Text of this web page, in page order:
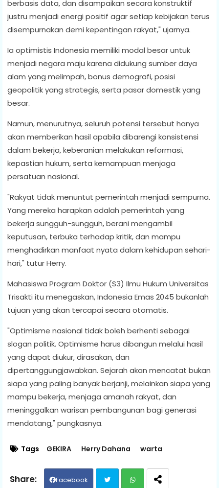
berbasis data, dan disampaikan secara konstruktif
justru menjadi energi positif agar setiap kebijakan terus
disempurnakan demi kepentingan rakyat," ujarnya.
Ia optimistis Indonesia memiliki modal besar untuk
menjadi negara maju karena didukung sumber daya
alam yang melimpah, bonus demografi, posisi
geopolitik yang strategis, serta pasar domestik yang
besar.
Namun, menurutnya, seluruh potensi tersebut hanya
akan memberikan hasil apabila dibarengi konsistensi
dalam bekerja, keberanian melakukan reformasi,
kepastian hukum, serta kemampuan menjaga
persatuan nasional.
"Rakyat tidak menuntut pemerintah menjadi sempurna.
Yang mereka harapkan adalah pemerintah yang
bekerja sungguh-sungguh, berani mengambil
keputusan, terbuka terhadap kritik, dan mampu
menghadirkan manfaat nyata dalam kehidupan sehari-
hari," tutur Herry.
Mahasiswa Program Doktor (S3) Ilmu Hukum Universitas
Trisakti itu menegaskan, Indonesia Emas 2045 bukanlah
tujuan yang akan tercapai secara otomatis.
"Optimisme nasional tidak boleh berhenti sebagai
slogan politik. Optimisme harus dibangun melalui hasil
yang dapat diukur, dirasakan, dan
dipertanggungjawabkan. Sejarah akan mencatat bukan
siapa yang paling banyak berjanji, melainkan siapa yang
mampu bekerja, menjaga amanah rakyat, dan
meninggalkan warisan pembangunan bagi generasi
mendatang," pungkasnya.
Tags GEKIRA Herry Dahana warta
Facebook